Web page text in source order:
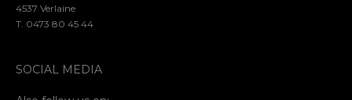
4537 Verlaine
T. 0473 80 45 44
SOCIAL MEDIA